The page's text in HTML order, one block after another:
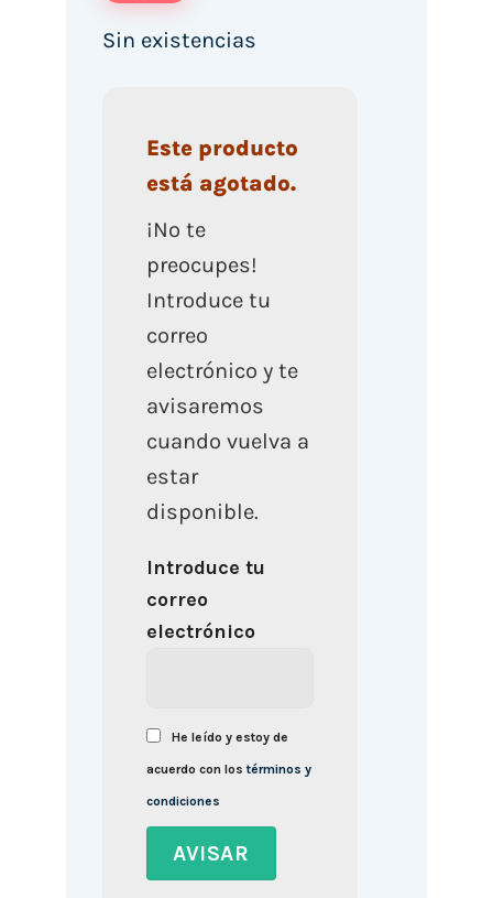
Sin existencias
Este producto
está agotado.
¡No te
preocupes!
Introduce tu
correo
electrónico y te
avisaremos
cuando vuelva a
estar
disponible.
Introduce tu
correo
electrónico
He leído y estoy de
acuerdo con lostérminos y
condiciones